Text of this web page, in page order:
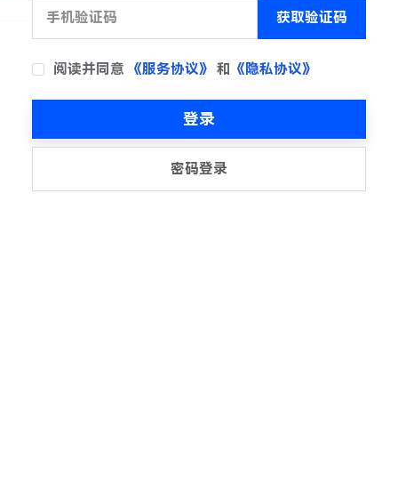
获取验证码
阅读并同意 《服务协议》 和 《隐私协议》
登录
密码登录